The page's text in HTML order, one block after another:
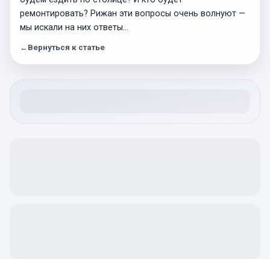
ремонтировать? Рижан эти вопросы очень волнуют —
мы искали на них ответы…
← Вернуться к статье